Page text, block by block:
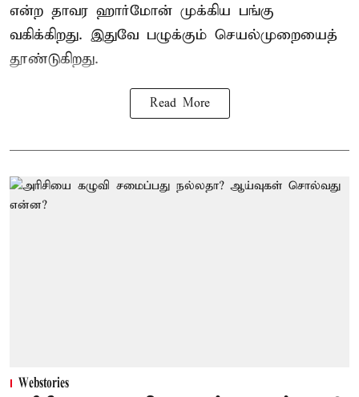
என்ற தாவர ஹார்மோன் முக்கிய பங்கு
வகிக்கிறது. இதுவே பழுக்கும் செயல்முறையைத்
தூண்டுகிறது.
Read More
Webstories